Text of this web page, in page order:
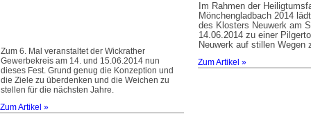
Zum 6. Mal veranstaltet der Wickrather
Gewerbekreis am 14. und 15.06.2014 nun
dieses Fest. Grund genug die Konzeption und
die Ziele zu überdenken und die Weichen zu
stellen für die nächsten Jahre.
Zum Artikel »
Im Rahmen der
Mönchengladbach 2014
des Klosters Neuwerk am
14.06.2014 zu einer
Neuwerk auf stillen Wegen
Zum Artikel »